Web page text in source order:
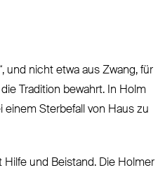
und nicht etwa aus Zwang, für
Tradition bewahrt. In Holm
Sterbefall von Haus zu
und Beistand. Die Holmer